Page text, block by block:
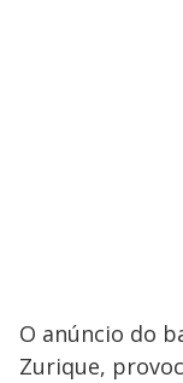
O anúncio do
Zurique,